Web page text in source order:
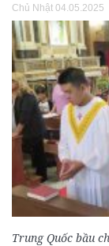
Chủ Nhật 04.05.2025
Trung Quốc bầu